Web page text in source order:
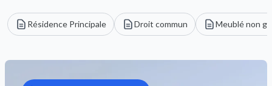
Résidence Principale Droit commun Meublé non